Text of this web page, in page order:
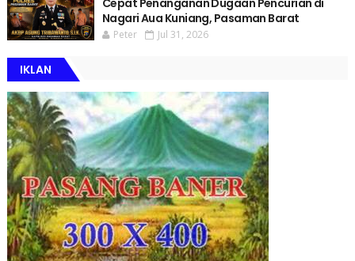
Cepat Penanganan Dugaan Pencurian di
Nagari Aua Kuniang, Pasaman Barat
Peter Jul 31, 2026
IKLAN